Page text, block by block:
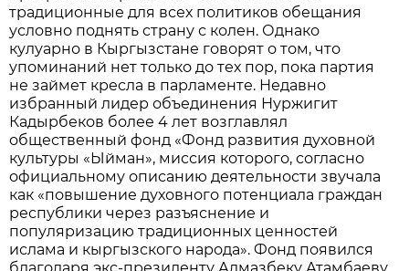
традиционные для всех политиков обещания
условно поднять страну с колен. Однако
кулуарно в Кыргызстане говорят о том, что
упоминаний нет только до тех пор, пока партия
не займет кресла в парламенте. Недавно
избранный лидер объединения Нуржигит
Кадырбеков более 4 лет возглавлял
общественный фонд «Фонд развития духовной
культуры «Ыйман», миссия которого, согласно
официальному описанию деятельности звучала
как «повышение духовного потенциала граждан
республики через разъяснение и
популяризацию традиционных ценностей
ислама и кыргызского народа». Фонд появился